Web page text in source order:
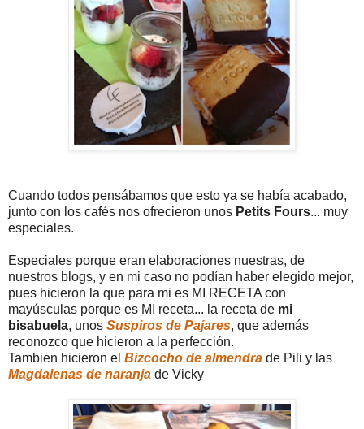
Cuando todos pensábamos que esto ya se había acabado,
junto con los cafés nos ofrecieron unos Petits Fours... muy
especiales.
Especiales porque eran elaboraciones nuestras, de
nuestros blogs, y en mi caso no podían haber elegido mejor,
pues hicieron la que para mi es MI RECETA con
mayúsculas porque es MI receta... la receta de mi
bisabuela, unos Suspiros de Pajares, que además
reconozco que hicieron a la perfección.
Tambien hicieron el Bizcocho de almendra de Pili y las
Magdalenas de naranja de Vicky